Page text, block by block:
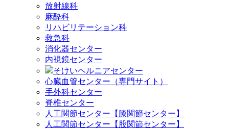
放射線科
麻酔科
リハビリテーション科
救急科
消化器センター
内視鏡センター
そけいヘルニアセンター
心臓血管センター（専門サイト）
手外科センター
脊椎センター
人工関節センター【膝関節センター】
人工関節センター【股関節センター】